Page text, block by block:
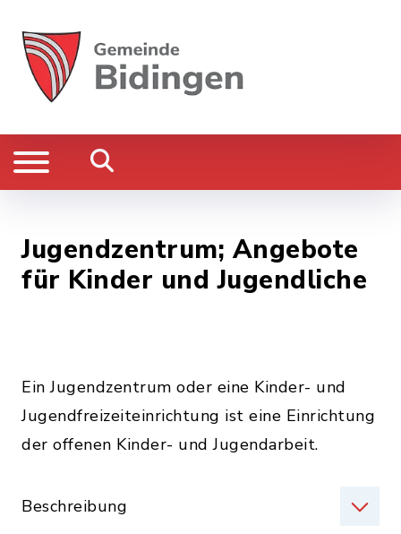
Jugendzentrum; Angebote
für Kinder und Jugendliche
Ein Jugendzentrum oder eine Kinder- und
Jugendfreizeiteinrichtung ist eine Einrichtung
der offenen Kinder- und Jugendarbeit.
Beschreibung